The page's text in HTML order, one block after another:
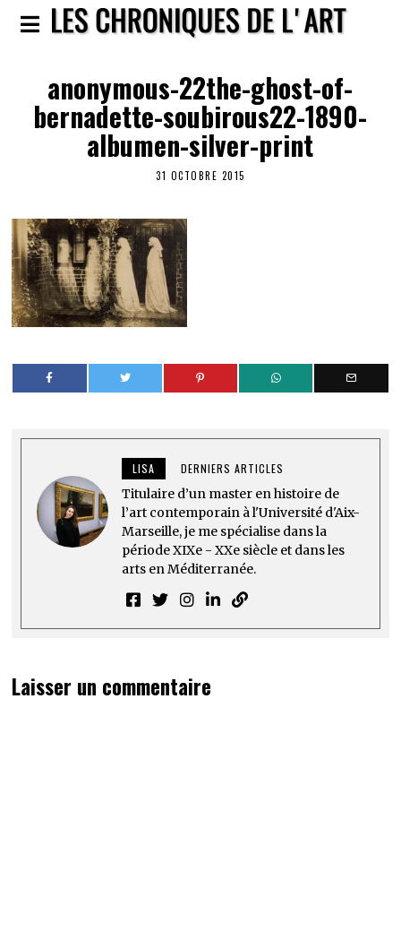
anonymous-22the-ghost-of-
bernadette-soubirous22-1890-
albumen-silver-print
31 OCTOBRE 2015
LISA DERNIERS ARTICLES
Titulaire d’un master en histoire de
l’art contemporain à l'Université d'Aix-
Marseille, je me spécialise dans la
période XIXe - XXe siècle et dans les
arts en Méditerranée.
Laisser un commentaire